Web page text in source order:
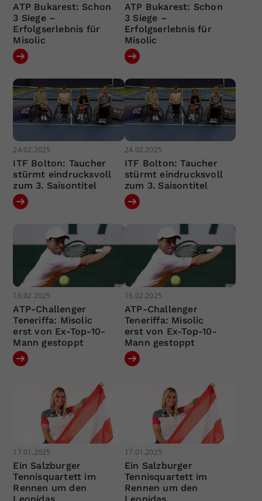
ATP Bukarest: Schon
3 Siege –
Erfolgserlebnis für
Misolic
ATP Bukarest: Schon
3 Siege –
Erfolgserlebnis für
Misolic
24.02.2025
ITF Bolton: Taucher
stürmt eindrucksvoll
zum 3. Saisontitel
24.02.2025
ITF Bolton: Taucher
stürmt eindrucksvoll
zum 3. Saisontitel
16.02.2025
ATP-Challenger
Teneriffa: Misolic
erst von Ex-Top-10-
Mann gestoppt
16.02.2025
ATP-Challenger
Teneriffa: Misolic
erst von Ex-Top-10-
Mann gestoppt
17.01.2025
Ein Salzburger
Tennisquartett im
Rennen um den
17.01.2025
Ein Salzburger
Tennisquartett im
Rennen um den